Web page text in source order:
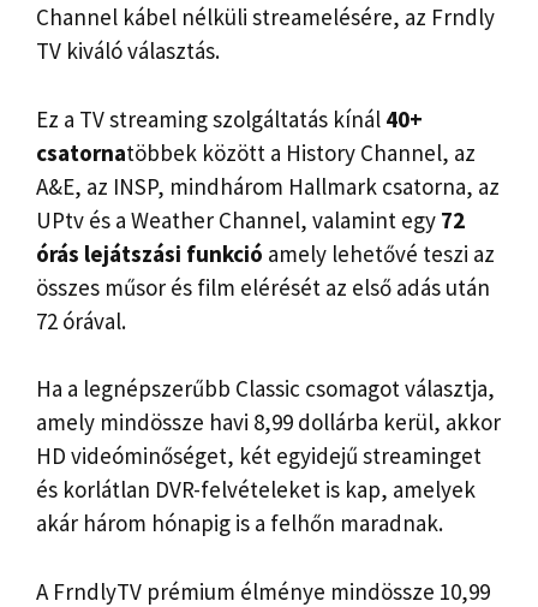
Channel kábel nélküli streamelésére, az Frndly
TV kiváló választás.
Ez a TV streaming szolgáltatás kínál 40+
csatornatöbbek között a History Channel, az
A&E, az INSP, mindhárom Hallmark csatorna, az
UPtv és a Weather Channel, valamint egy 72
órás lejátszási funkció amely lehetővé teszi az
összes műsor és film elérését az első adás után
72 órával.
Ha a legnépszerűbb Classic csomagot választja,
amely mindössze havi 8,99 dollárba kerül, akkor
HD videóminőséget, két egyidejű streaminget
és korlátlan DVR-felvételeket is kap, amelyek
akár három hónapig is a felhőn maradnak.
A FrndlyTV prémium élménye mindössze 10,99